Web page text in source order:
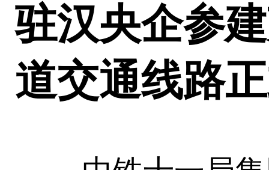
驻汉央企参
道交通线路